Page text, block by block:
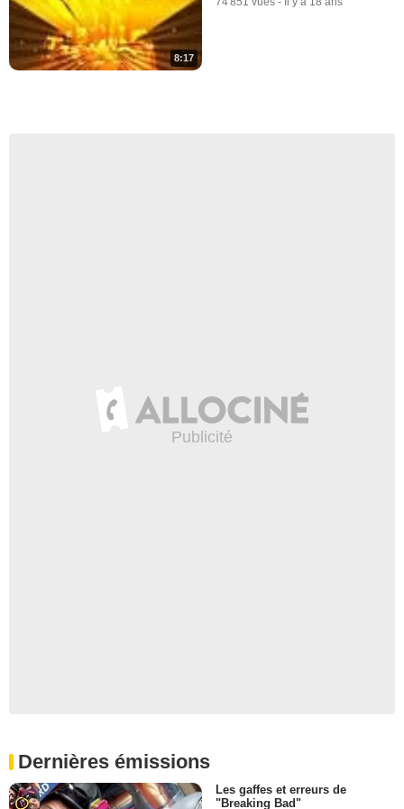
8:17
Dernières émissions
Les gaffes et erreurs de
"Breaking Bad"